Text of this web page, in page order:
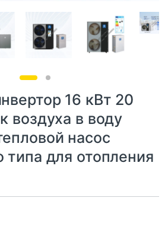
16 кВт 20
воздуха в воду
насос
типа для отопления